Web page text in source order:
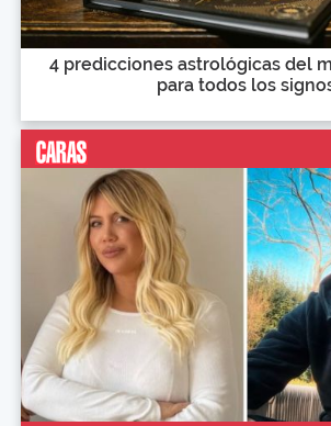
4 predicciones astrológicas del
para todos los